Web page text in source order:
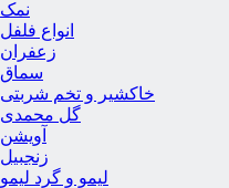
نمک
انواع فلفل
زعفران
سماق
خاکشیر و تخم شربتی
گل محمدی
آویشن
زنجبیل
لیمو و گرد لیمو